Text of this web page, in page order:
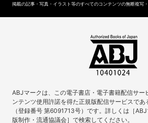
掲載の記事・写真・イラスト等のすべてのコンテンツの無断複写・
ABJマークは、この電子書店・電子書籍配信サー
ンテンツ使用許諾を得た正規版配信サービスで
（登録番号 第6091713号）です。詳しくは［
版制作・流通協議会］で検索してください。